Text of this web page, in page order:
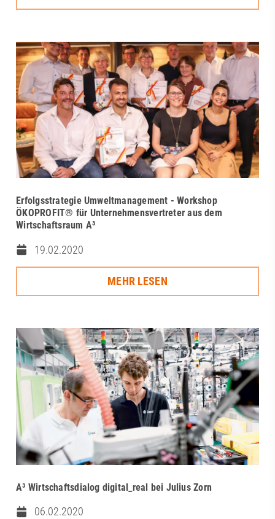
Erfolgsstrategie Umweltmanagement - Workshop
ÖKOPROFIT® für Unternehmensvertreter aus dem
Wirtschaftsraum A³
19.02.2020
MEHR LESEN
A³ Wirtschaftsdialog digital_real bei Julius Zorn
06.02.2020